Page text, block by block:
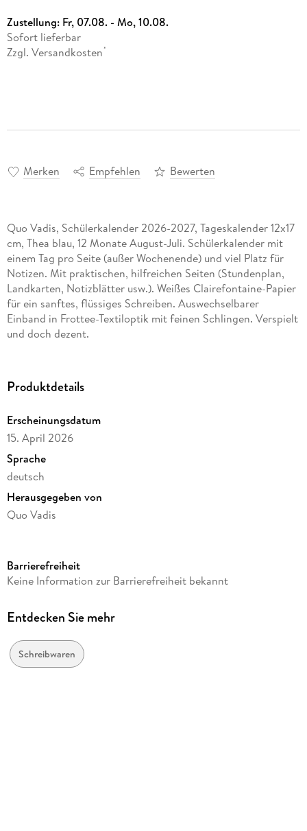
Zustellung: Fr, 07.08. - Mo, 10.08.
Sofort lieferbar
Zzgl. Versandkosten *
Merken Empfehlen Bewerten
Quo Vadis, Schülerkalender 2026-2027, Tageskalender 12x17
cm, Thea blau, 12 Monate August-Juli. Schülerkalender mit
einem Tag pro Seite (außer Wochenende) und viel Platz für
Notizen. Mit praktischen, hilfreichen Seiten (Stundenplan,
Landkarten, Notizblätter usw.). Weißes Clairefontaine-Papier
für ein sanftes, flüssiges Schreiben. Auswechselbarer
Einband in Frottee-Textiloptik mit feinen Schlingen. Verspielt
und doch dezent.
Produktdetails
Erscheinungsdatum
15. April 2026
Sprache
deutsch
Herausgegeben von
Quo Vadis
Produktart
Gewicht
Größe (L/B/H)
175/124/20 mm
Barrierefreiheit
Keine Information zur Barrierefreiheit bekannt
Entdecken Sie mehr
Schreibwaren